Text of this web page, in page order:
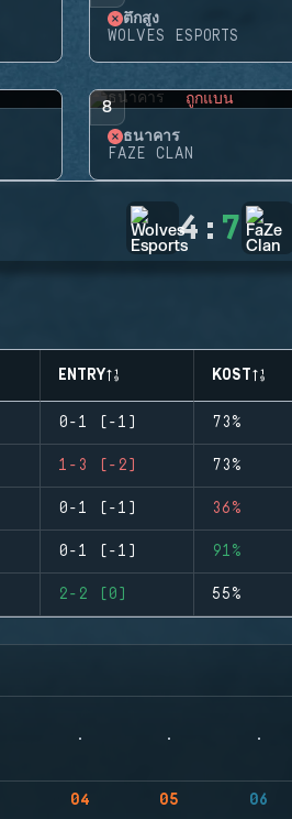
ตึกสูง
WOLVES ESPORTS
8 ถูกแบน
ธนาคาร
FAZE CLAN
4 : 7
ENTRY KOST
0-1 (-1) 73%
1-3 (-2) 73%
0-1 (-1) 36%
0-1 (-1) 91%
2-2 (0) 55%
04 05 06